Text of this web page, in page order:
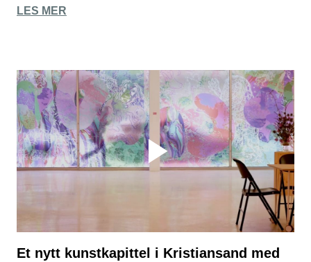
LES MER
Et nytt kunstkapittel i Kristiansand med